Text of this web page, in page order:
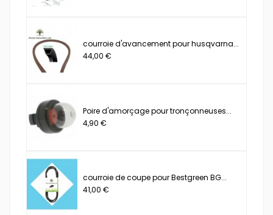
courroie d'avancement pour husqvarna...
44,00 €
Poire d'amorçage pour tronçonneuses...
4,90 €
courroie de coupe pour Bestgreen BG...
41,00 €